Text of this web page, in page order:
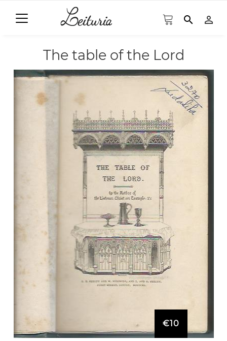
search person_outline
The table of the Lord
€10